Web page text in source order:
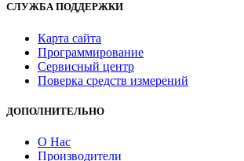
СЛУЖБА ПОДДЕРЖКИ
Карта сайта
Программирование
Сервисный центр
Поверка средств измерений
ДОПОЛНИТЕЛЬНО
О Нас
Производители